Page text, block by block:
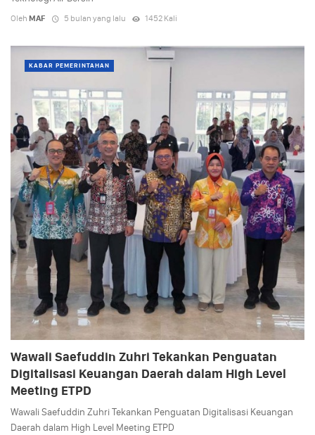
Oleh MAF 5 bulan yang lalu 1452 Kali
KABAR PEMERINTAHAN
Wawali Saefuddin Zuhri Tekankan Penguatan
Digitalisasi Keuangan Daerah dalam High Level
Meeting ETPD
Wawali Saefuddin Zuhri Tekankan Penguatan Digitalisasi Keuangan
Daerah dalam High Level Meeting ETPD